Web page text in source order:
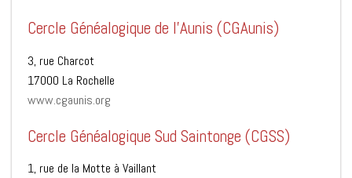
Cercle Généalogique de l’Aunis (CGAunis)
3, rue Charcot
17000 La Rochelle
www.cgaunis.org
Cercle Généalogique Sud Saintonge (CGSS)
1, rue de la Motte à Vaillant